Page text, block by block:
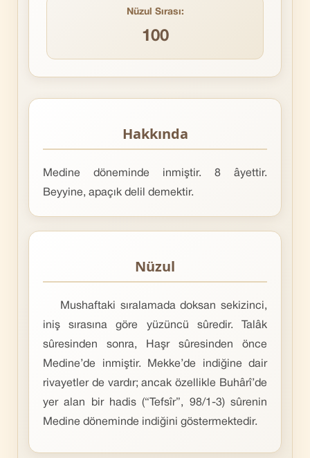
Nüzul Sırası:
100
Hakkında
Medine döneminde inmiştir. 8 âyettir.
Beyyine, apaçık delil demektir.
Nüzul
Mushaftaki sıralamada doksan sekizinci,
iniş sırasına göre yüzüncü sûredir. Talâk
sûresinden sonra, Haşr sûresinden önce
Medine’de inmiştir. Mekke’de indiğine dair
rivayetler de vardır; ancak özellikle Buhârî’de
yer alan bir hadis (“Tefsîr”, 98/1-3) sûrenin
Medine döneminde indiğini göstermektedir.